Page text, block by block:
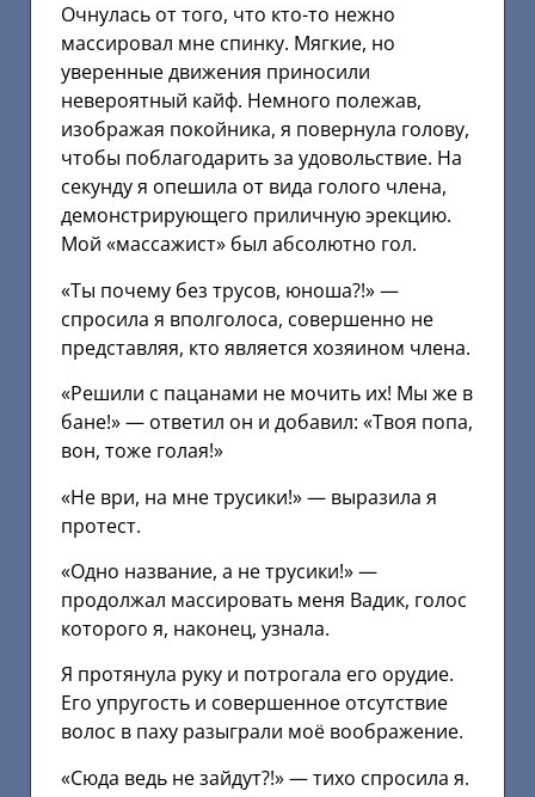
Очнулась от того, что кто-то нежно
массировал мне спинку. Мягкие, но
уверенные движения приносили
невероятный кайф. Немного полежав,
изображая покойника, я повернула голову,
чтобы поблагодарить за удовольствие. На
секунду я опешила от вида голого члена,
демонстрирующего приличную эрекцию.
Мой «массажист» был абсолютно гол.
«Ты почему без трусов, юноша?!» —
спросила я вполголоса, совершенно не
представляя, кто является хозяином члена.
«Решили с пацанами не мочить их! Мы же в
бане!» — ответил он и добавил: «Твоя попа,
вон, тоже голая!»
«Не ври, на мне трусики!» — выразила я
протест.
«Одно название, а не трусики!» —
продолжал массировать меня Вадик, голос
которого я, наконец, узнала.
Я протянула руку и потрогала его орудие.
Его упругость и совершенное отсутствие
волос в паху разыграли моё воображение.
«Сюда ведь не зайдут?!» — тихо спросила я.